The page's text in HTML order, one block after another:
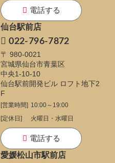
電話する
仙台駅前店
022-796-7872
〒 980-0021
宮城県仙台市青葉区
中央1-10-10
仙台駅前開発ビル ロフト地下2
F
[営業時間] 10:00～19:00
[定休日]
火曜日・水曜日
電話する
愛媛松山市駅前店